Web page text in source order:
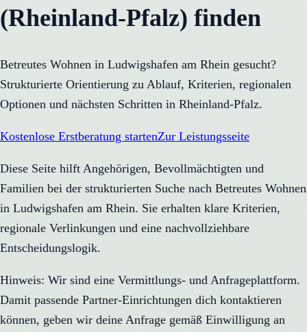
(Rheinland-Pfalz) finden
Betreutes Wohnen in Ludwigshafen am Rhein gesucht?
Strukturierte Orientierung zu Ablauf, Kriterien, regionalen
Optionen und nächsten Schritten in Rheinland-Pfalz.
Kostenlose Erstberatung startenZur Leistungsseite
Diese Seite hilft Angehörigen, Bevollmächtigten und
Familien bei der strukturierten Suche nach Betreutes Wohnen
in Ludwigshafen am Rhein. Sie erhalten klare Kriterien,
regionale Verlinkungen und eine nachvollziehbare
Entscheidungslogik.
Hinweis: Wir sind eine Vermittlungs- und Anfrageplattform.
Damit passende Partner-Einrichtungen dich kontaktieren
können, geben wir deine Anfrage gemäß Einwilligung an